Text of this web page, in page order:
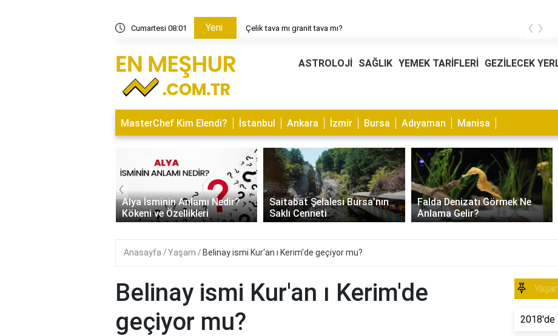
Cumartesi 08:01 Yeni
avı bulmacaları nereden alınır? Çelik tava mı granit tava mı? ‹ ›
ASTROLOJİ SAĞLIK YEMEK TARİFLERİ GEZİLECEK
MasterChef Kim Elendi? İstanbul Ankara İzmir Bursa Adıyaman Manisa
Alya İsminin Anlamı Nedir?
Kökeni ve Özellikleri
Saitabat Şelalesi Bursa’nın
Saklı Cenneti
Falda Denizatı Görmek Ne
Anlama Gelir?
‹
Anasayfa Yaşam Belinay ismi Kur'an ı Kerim'de geçiyor mu?
Belinay ismi Kur'an ı Kerim'de
geçiyor mu?
2018'de